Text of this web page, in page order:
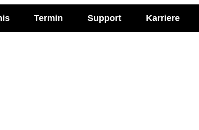
Termin Support Karriere